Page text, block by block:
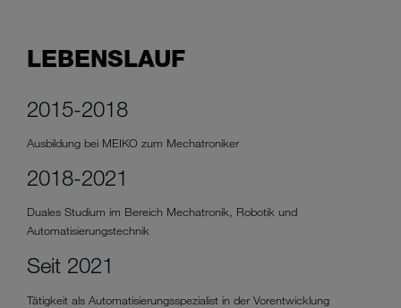
LEBENSLAUF
2015-2018
Ausbildung bei MEIKO zum Mechatroniker
2018-2021
Duales Studium im Bereich Mechatronik, Robotik und
Automatisierungstechnik
Seit 2021
Tätigkeit als Automatisierungsspezialist in der Vorentwicklung